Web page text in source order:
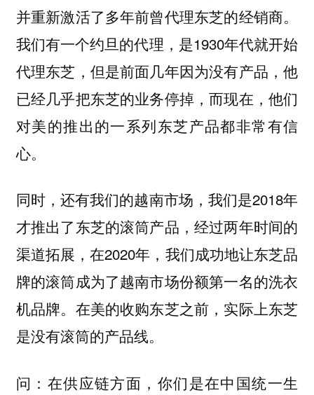
并重新激活了多年前曾代理东芝的经销商。
我们有一个约旦的代理，是1930年代就开始
代理东芝，但是前面几年因为没有产品，他
已经几乎把东芝的业务停掉，而现在，他们
对美的推出的一系列东芝产品都非常有信
心。
同时，还有我们的越南市场，我们是2018年
才推出了东芝的滚筒产品，经过两年时间的
渠道拓展，在2020年，我们成功地让东芝品
牌的滚筒成为了越南市场份额第一名的洗衣
机品牌。在美的收购东芝之前，实际上东芝
是没有滚筒的产品线。
问：在供应链方面，你们是在中国统一生